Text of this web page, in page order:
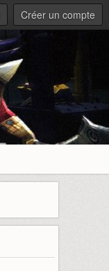
Créer un compte